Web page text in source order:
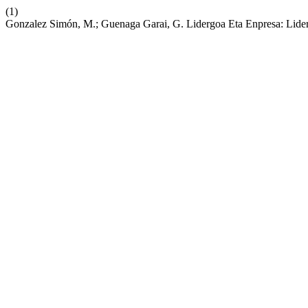
(1)
Gonzalez Simón, M.; Guenaga Garai, G. Lidergoa Eta Enpresa: